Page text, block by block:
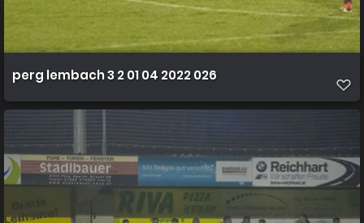
perg lembach 3 2 01 04 2022 026